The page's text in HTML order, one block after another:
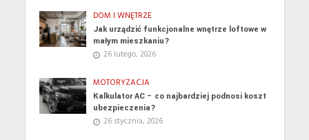
DOM I WNĘTRZE
Jak urządzić funkcjonalne wnętrze loftowe w
małym mieszkaniu?
26 lutego, 2026
MOTORYZACJA
Kalkulator AC – co najbardziej podnosi koszt
ubezpieczenia?
26 stycznia, 2026